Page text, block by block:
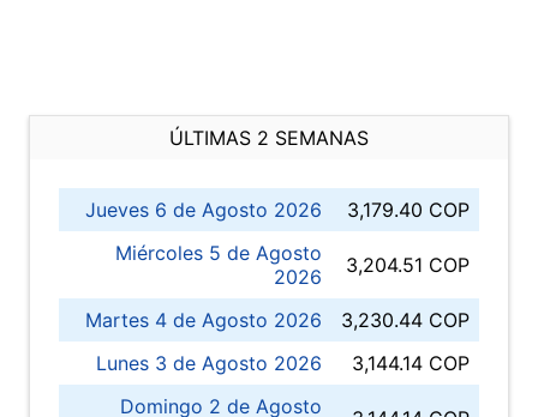
ÚLTIMAS 2 SEMANAS
Jueves 6 de Agosto 2026
3,179.40 COP
Miércoles 5 de Agosto
2026
3,204.51 COP
Martes 4 de Agosto 2026
3,230.44 COP
Lunes 3 de Agosto 2026
3,144.14 COP
Domingo 2 de Agosto